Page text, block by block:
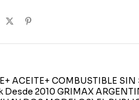
ACEITE+ COMBUSTIBLE SIN
2010 GRIMAX